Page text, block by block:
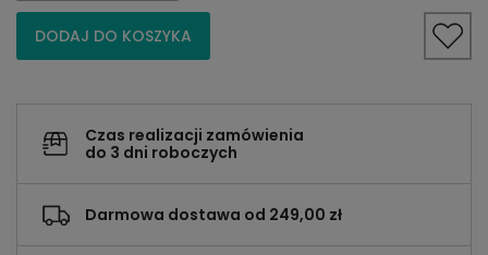
DODAJ DO KOSZYKA
Czas realizacji zamówienia
do 3 dni roboczych
Darmowa dostawa od 249,00 zł